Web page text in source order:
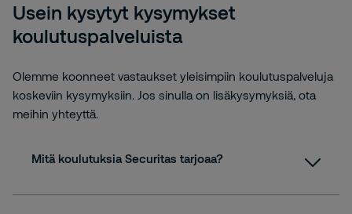
Usein kysytyt kysymykset
koulutuspalveluista
Olemme koonneet vastaukset yleisimpiin koulutuspalveluja
koskeviin kysymyksiin. Jos sinulla on lisäkysymyksiä, ota
meihin yhteyttä.
Mitä koulutuksia Securitas tarjoaa?